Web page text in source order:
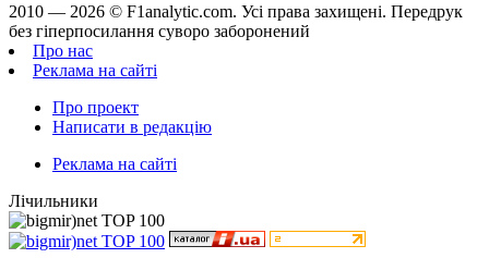
2010 — 2026 © F1analytic.com. Усi права захищенi. Передрук
без гіперпосилання суворо заборонений
Про нас
Реклама на сайті
Про проект
Написати в редакцію
Реклама на сайті
Лічильники